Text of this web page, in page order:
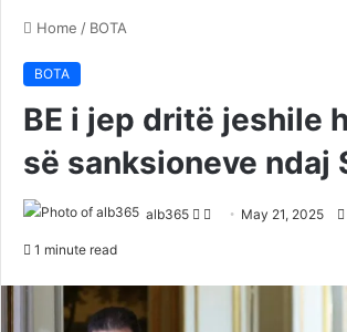
Home / BOTA
BOTA
BE i jep dritë jeshile
së sanksioneve ndaj
alb365
Follow
Send May 21, 2025
1 minute read